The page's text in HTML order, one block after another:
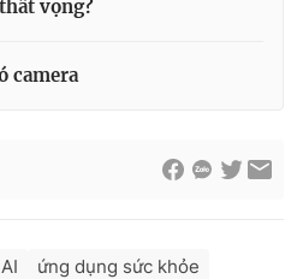
vọng?
camera
ứng dụng sức khỏe